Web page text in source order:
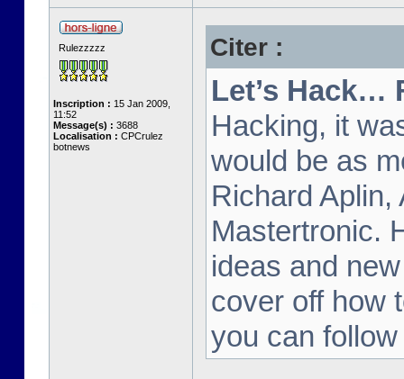
Rulezzzzz
Inscription : 15 Jan 2009,
11:52
Message(s) : 3688
Localisation : CPCrulez
botnews
Citer :
Let’s Hack…
Hacking, it
would be as
Richard
Mastertronic.
ideas and
cover off how
you can